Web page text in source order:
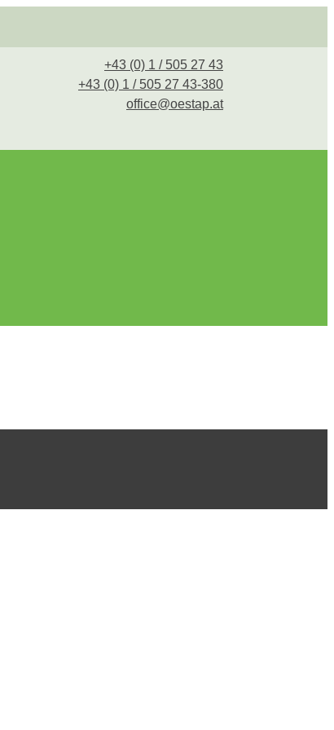
+43 (0) 1 / 505 27 43
+43 (0) 1 / 505 27 43-380
office@oestap.at